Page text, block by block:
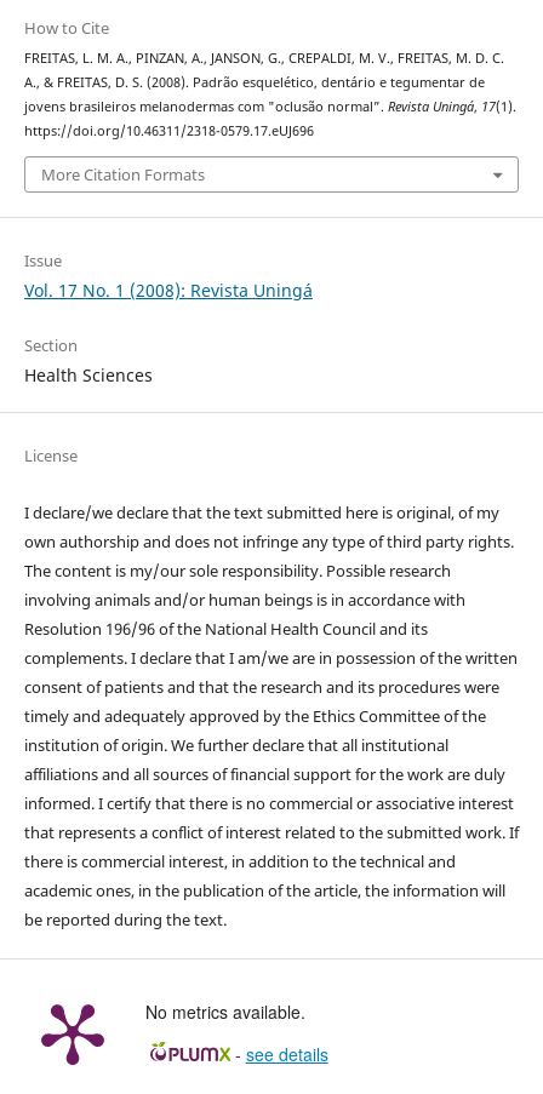
How to Cite
FREITAS, L. M. A., PINZAN, A., JANSON, G., CREPALDI, M. V., FREITAS, M. D. C.
A., & FREITAS, D. S. (2008). Padrão esquelético, dentário e tegumentar de
jovens brasileiros melanodermas com "oclusão normal”. Revista Uningá, 17(1).
https://doi.org/10.46311/2318-0579.17.eUJ696
More Citation Formats
Issue
Vol. 17 No. 1 (2008): Revista Uningá
Section
Health Sciences
License
I declare/we declare that the text submitted here is original, of my
own authorship and does not infringe any type of third party rights.
The content is my/our sole responsibility. Possible research
involving animals and/or human beings is in accordance with
Resolution 196/96 of the National Health Council and its
complements. I declare that I am/we are in possession of the written
consent of patients and that the research and its procedures were
timely and adequately approved by the Ethics Committee of the
institution of origin. We further declare that all institutional
affiliations and all sources of financial support for the work are duly
informed. I certify that there is no commercial or associative interest
that represents a conflict of interest related to the submitted work. If
there is commercial interest, in addition to the technical and
academic ones, in the publication of the article, the information will
be reported during the text.
No metrics available.
- see details